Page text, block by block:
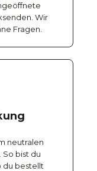
Wir
Fragen.
neutralen
bist du
du bestellt